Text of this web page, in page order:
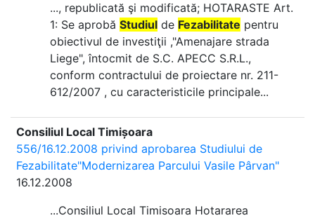
..., republicată şi modificată; HOTARASTE Art.
1: Se aprobă Studiul de Fezabilitate pentru
obiectivul de investiţii ,"Amenajare strada
Liege", întocmit de S.C. APECC S.R.L.,
conform contractului de proiectare nr. 211-
612/2007 , cu caracteristicile principale...
Consiliul Local Timișoara
556/16.12.2008 privind aprobarea Studiului de
Fezabilitate"Modernizarea Parcului Vasile Pârvan"
16.12.2008
...Consiliul Local Timisoara Hotararea